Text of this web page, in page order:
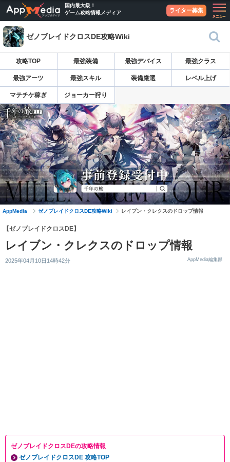
国内最大級！
ゲーム攻略情報メディア
ライター募集
ゼノブレイドクロスDE攻略Wiki
攻略TOP 最強装備 最強デバイス 最強クラス
最強アーツ 最強スキル 装備厳選 レベル上げ
マテチケ稼ぎ ジョーカー狩り
AppMedia ゼノブレイドクロスDE攻略Wiki レイブン・クレクスのドロップ情報
【ゼノブレイドクロスDE】
レイブン・クレクスのドロップ情報
2025年04月10日14時42分 AppMedia編集部
ゼノブレイドクロスDEの攻略情報
ゼノブレイドクロスDE 攻略TOP